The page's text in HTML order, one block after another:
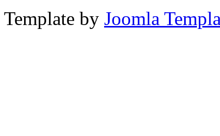
Template by Joomla